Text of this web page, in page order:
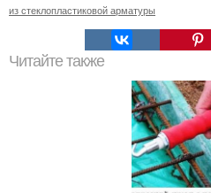
из стеклопластиковой арматуры
Читайте также